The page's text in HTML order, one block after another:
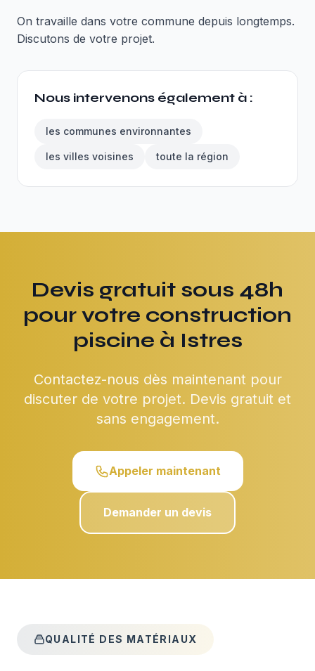
On travaille dans votre commune depuis longtemps.
Discutons de votre projet.
Nous intervenons également à :
les communes environnantes
les villes voisines toute la région
Devis gratuit sous 48h
pour votre construction
piscine à Istres
Contactez-nous dès maintenant pour
discuter de votre projet. Devis gratuit et
sans engagement.
Appeler maintenant
Demander un devis
QUALITÉ DES MATÉRIAUX